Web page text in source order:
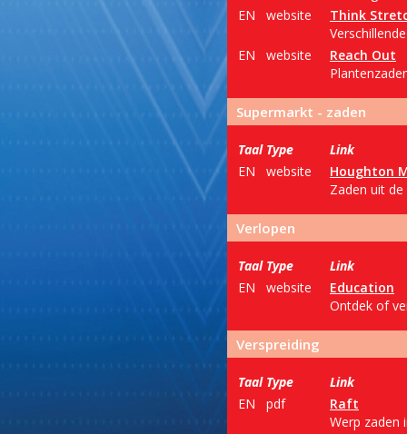
EN
website
Think
EN
website
Reach Out
Supermarkt - zaden
Taal Type
Link
EN
website
Houghton
Zaden uit
Verlopen
Taal Type
Link
EN
website
Education
Ontdek of
Verspreiding
Taal Type
Link
EN
pdf
Raft
Werp zaden